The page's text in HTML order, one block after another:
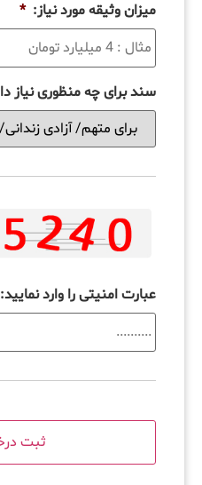
میزان وثیقه مورد نیاز: *
سند برای چه منظوری نیاز
عبارت امنیتی را وارد نمایید: